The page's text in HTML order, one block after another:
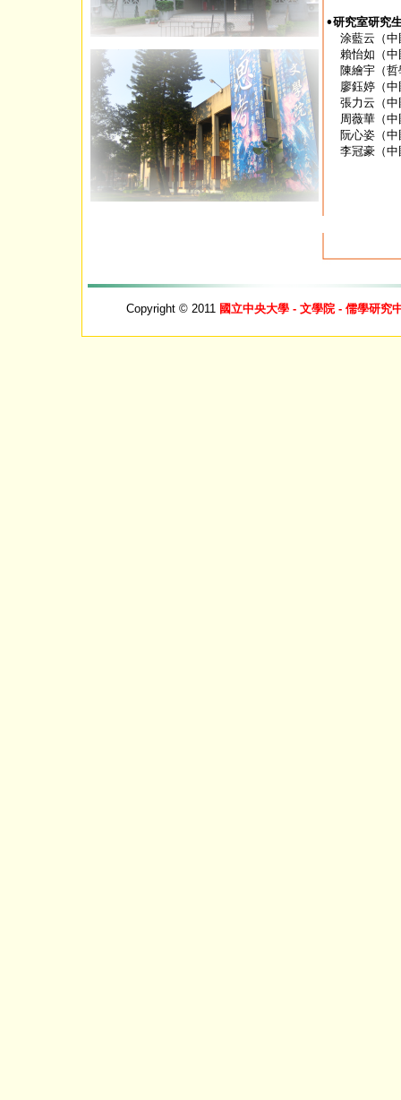
•研究室研究
涂藍云（中
賴怡如（
陳繪宇（哲
廖鈺婷（
張力云（中
周薇華（中
阮心姿（中
李冠豪（中